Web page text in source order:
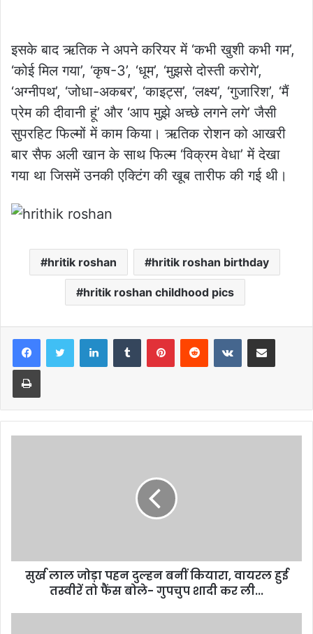
इसके बाद ऋतिक ने अपने करियर में ‘कभी खुशी कभी गम’,
‘कोई मिल गया’, ‘कृष-3’, ‘धूम’, ‘मुझसे दोस्ती करोगे’,
‘अग्नीपथ’, ‘जोधा-अकबर’, ‘काइट्स’, ‘लक्ष्य’, ‘गुजारिश’, ‘मैं
प्रेम की दीवानी हूं’ और ‘आप मुझे अच्छे लगने लगे’ जैसी
सुपरहिट फिल्मों में काम किया। ऋतिक रोशन को आखरी
बार सैफ अली खान के साथ फिल्म ‘विक्रम वेधा’ में देखा
गया था जिसमें उनकी एक्टिंग की खूब तारीफ की गई थी।
hritik roshan hritik roshan birthday
hritik roshan childhood pics
LinkedInTumblr PinterestReddit VKontakteShare via Email
Print
सुर्ख लाल जोड़ा पहन दुल्हन बनीं कियारा, वायरल हुई
तस्वीरें तो फैंस बोले- गुपचुप शादी कर ली...